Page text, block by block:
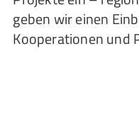
geben wir einen
Kooperationen und